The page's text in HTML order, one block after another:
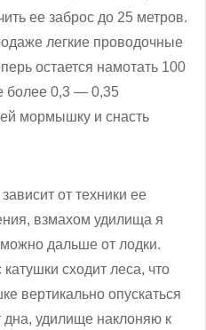
ее заброс до 25 метров.
легкие проводочные
остается намотать 100
более 0,3 — 0,35
мормышку и снасть
от техники ее
взмахом удилища я
дальше от лодки.
катушки сходит леса, что
вертикально опускаться
дна, удилище наклоняю к